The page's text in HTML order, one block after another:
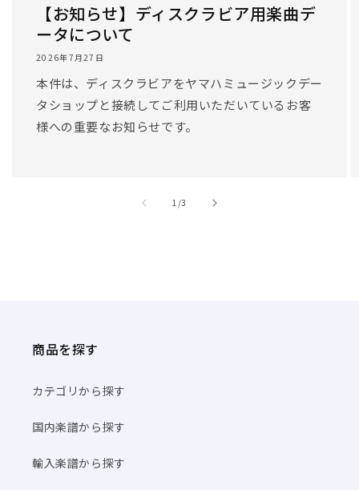
【お知らせ】ディスクラビア用楽曲デ
ータについて
2026年7月27日
本件は、ディスクラビアをヤマハミュージックデー
タショップと接続してご利用いただいているお客
様への重要なお知らせです。
1 //3
商品を探す
カテゴリから探す
国内楽譜から探す
輸入楽譜から探す